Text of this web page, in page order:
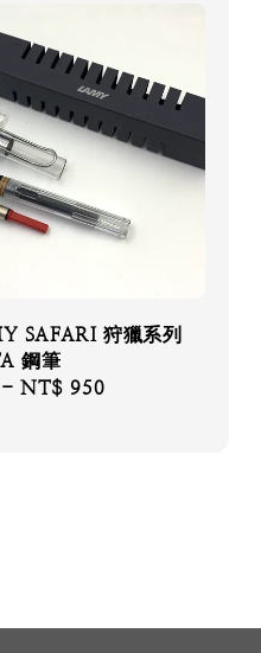
SAFARI 狩獵系列
鋼筆
-NT$ 950